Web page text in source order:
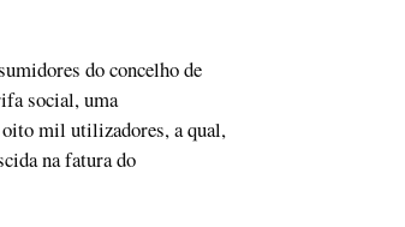
do concelho de
social, uma
oito mil utilizadores, a qual,
na fatura do